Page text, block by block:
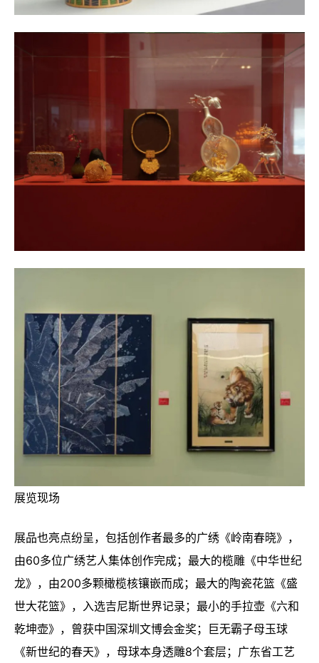
展览现场
展品也亮点纷呈，包括创作者最多的广绣《岭南春晓》，
由60多位广绣艺人集体创作完成；最大的榄雕《中华世纪
龙》，由200多颗橄榄核镶嵌而成；最大的陶瓷花篮《盛
世大花篮》，入选吉尼斯世界记录；最小的手拉壶《六和
乾坤壶》，曾获中国深圳文博会金奖；巨无霸子母玉球
《新世纪的春天》，母球本身透雕8个套层；广东省工艺